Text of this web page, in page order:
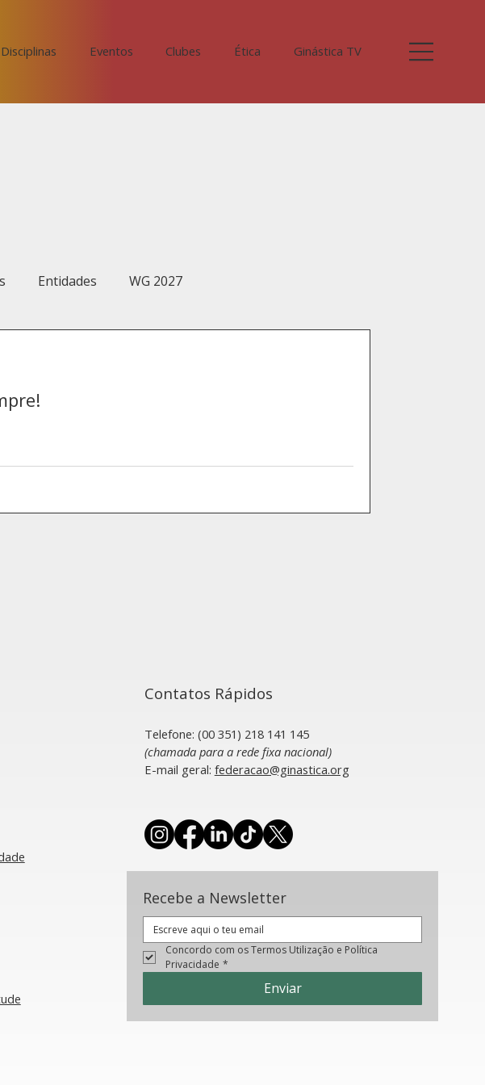
Disciplinas Eventos Clubes Ética Ginástica TV
Entidades WG 2027
Recebe a Newsletter
Concordo com os Termos Utilização e Política
Privacidade *
Enviar
Contatos Rápidos
Telefone: (00 351) 218 141 145
(chamada para a rede fixa nacional)
​E-mail geral: federacao@ginastica.org